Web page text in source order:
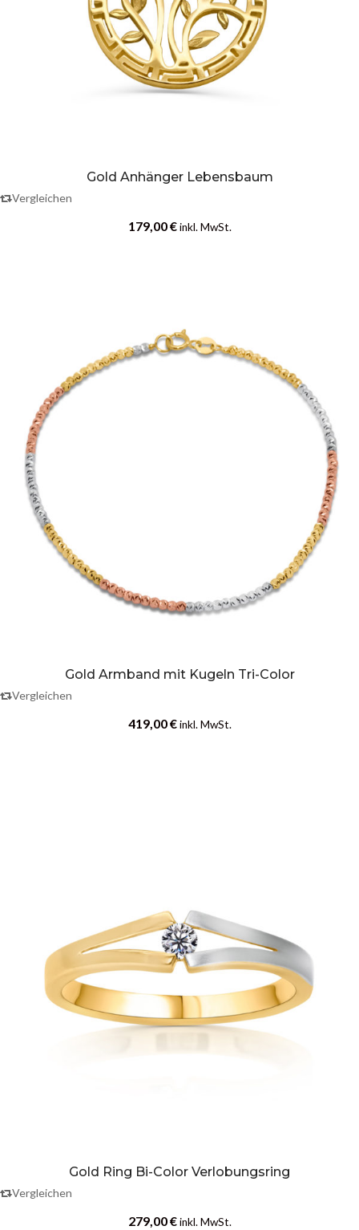
Gold Anhänger Lebensbaum
Vergleichen
179,00€ inkl. MwSt.
Gold Armband mit Kugeln Tri-Color
Vergleichen
419,00€ inkl. MwSt.
Gold Ring Bi-Color Verlobungsring
Vergleichen
279,00€ inkl. MwSt.